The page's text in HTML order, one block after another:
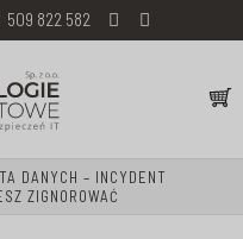
509 822 582
DANYCH – INCYDENT
ZIGNOROWAĆ